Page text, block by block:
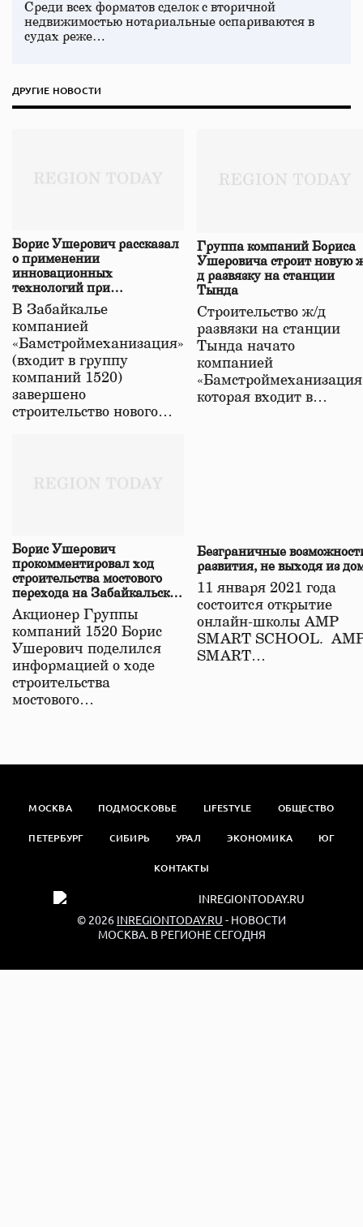
Среди всех форматов сделок с вторичной
недвижимостью нотариальные оспариваются в
судах реже…
ДРУГИЕ НОВОСТИ
Борис Ушерович рассказал
о применении
инновационных
технологий при
строительстве нового моста
в Забайкалье
В Забайкалье
компанией
«Бамстроймеханизация»
(входит в группу
компаний 1520)
завершено
строительство нового…
Группа компаний Бориса
Ушеровича строит новую
д развязку на станции
Тында
Строительство ж/д
развязки на станции
Тында начато
компанией
которая входит в…
Борис Ушерович
прокомментировал ход
строительства мостового
перехода на Забайкальской
железной дороге
Акционер Группы
компаний 1520 Борис
Ушерович поделился
информацией о ходе
строительства
мостового…
Безграничные
развития, не выходя из
11 января 2021 года
состоится открытие
онлайн-школы АМР
SMART SCHOOL.
SMART…
МОСКВА ПОДМОСКОВЬЕ LIFESTYLE ОБЩЕСТВО
ПЕТЕРБУРГ СИБИРЬ УРАЛ ЭКОНОМИКА ЮГ
КОНТАКТЫ
© 2026 INREGIONTODAY.RU - НОВОСТИ
МОСКВА. В РЕГИОНЕ СЕГОДНЯ